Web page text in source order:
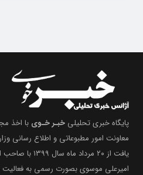
پایگاه خبری تحلیلیخبـر خـوی
معاونت امور مطبوعاتی و اطلاع رسانی
یافت از ۲۰
امیرعلی موسوی بصورت رسمی به
آگاهی بخشیِ خود ادامه دهد .